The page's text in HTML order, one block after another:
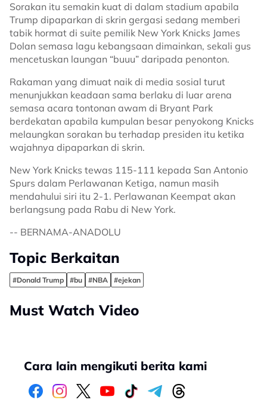
Sorakan itu semakin kuat di dalam stadium apabila
Trump dipaparkan di skrin gergasi sedang memberi
tabik hormat di suite pemilik New York Knicks James
Dolan semasa lagu kebangsaan dimainkan, sekali gus
mencetuskan laungan “buuu” daripada penonton.
Rakaman yang dimuat naik di media sosial turut
menunjukkan keadaan sama berlaku di luar arena
semasa acara tontonan awam di Bryant Park
berdekatan apabila kumpulan besar penyokong Knicks
melaungkan sorakan bu terhadap presiden itu ketika
wajahnya dipaparkan di skrin.
New York Knicks tewas 115-111 kepada San Antonio
Spurs dalam Perlawanan Ketiga, namun masih
mendahului siri itu 2-1. Perlawanan Keempat akan
berlangsung pada Rabu di New York.
-- BERNAMA-ANADOLU
Topic Berkaitan
#Donald Trump #bu #NBA #ejekan
Must Watch Video
Cara lain mengikuti berita kami